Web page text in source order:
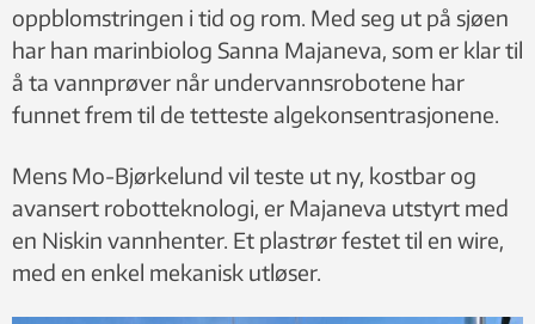
oppblomstringen i tid og rom. Med seg ut på sjøen
har han marinbiolog Sanna Majaneva, som er klar til
å ta vannprøver når undervannsrobotene har
funnet frem til de tetteste algekonsentrasjonene.
Mens Mo-Bjørkelund vil teste ut ny, kostbar og
avansert robotteknologi, er Majaneva utstyrt med
en Niskin vannhenter. Et plastrør festet til en wire,
med en enkel mekanisk utløser.